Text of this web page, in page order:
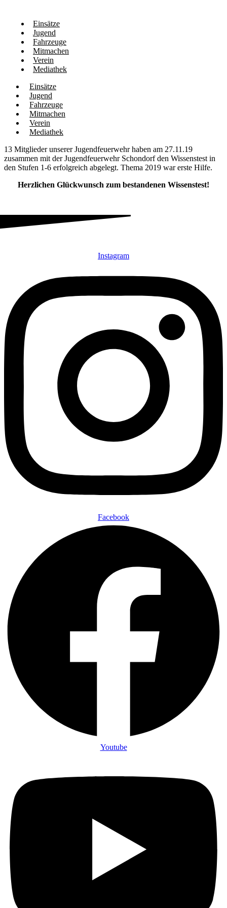
Einsätze
Jugend
Fahrzeuge
Mitmachen
Verein
Mediathek
Einsätze
Jugend
Fahrzeuge
Mitmachen
Verein
Mediathek
13 Mitglieder unserer Jugendfeuerwehr haben am 27.11.19
zusammen mit der Jugendfeuerwehr Schondorf den Wissenstest in
den Stufen 1-6 erfolgreich abgelegt. Thema 2019 war erste Hilfe.
Herzlichen Glückwunsch zum bestandenen Wissenstest!
Instagram
Facebook
Youtube